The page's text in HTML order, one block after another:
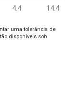
4.4 14.4
uma tolerância de
disponíveis sob